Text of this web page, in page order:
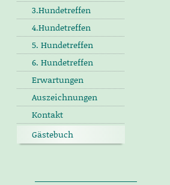
3.Hundetreffen
4.Hundetreffen
5. Hundetreffen
6. Hundetreffen
Erwartungen
Auszeichnungen
Kontakt
Gästebuch